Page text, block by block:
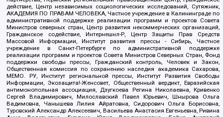
действие, Центр независимых социологических исследований, Сутяжник,
АКАДЕМИЯ ПО ПРАВАМ ЧЕЛОВЕКА, Частное учреждение в Калининграде по
административной поддержке реализации программ и проектов Совета
Министров северных стран, Центр развития некоммерческих организаций,
Гражданское содействие, Интернешнл-Р, Центр Защиты Прав Средств
Массовой Информации, Институт развития прессы - Сибирь, Частное
учреждение в Санкт-Петербурге по административной поддержке
реализации программ и проектов Совета Министров Северных Стран, Фонд
поддержки свободы прессы, Гражданский контроль, Человек и Закон,
Общественная комиссия по сохранению наследия академика Сахарова,
МЕМО. РУ, Институт региональной прессы, Институт Развития Свободы
Информации, Экозащита!-Женсовет, Общественный вердикт, Евразийская
антимонопольная ассоциация, Дзугкоева Регина Николаевна, Кривенко
Сергей Владимирович, Милославский Павел Юрьевич, Шнырова Ольга
Вадимовна, Чанышева Лилия Айратовна, Сидорович Ольга Борисовна,
Туровский Александр Алексеевич, Васильева Анастасия Евгеньевна, Ривина